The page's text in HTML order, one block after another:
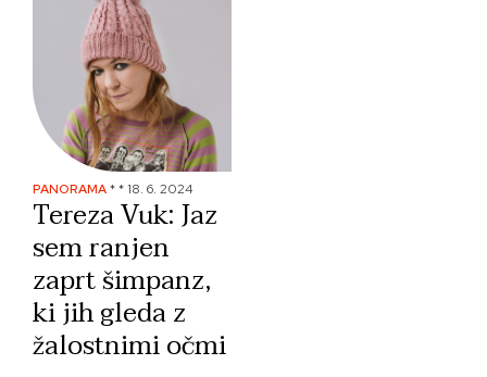
PANORAMA** 18. 6. 2024
Tereza Vuk: Jaz
sem ranjen
zaprt šimpanz,
ki jih gleda z
žalostnimi očmi